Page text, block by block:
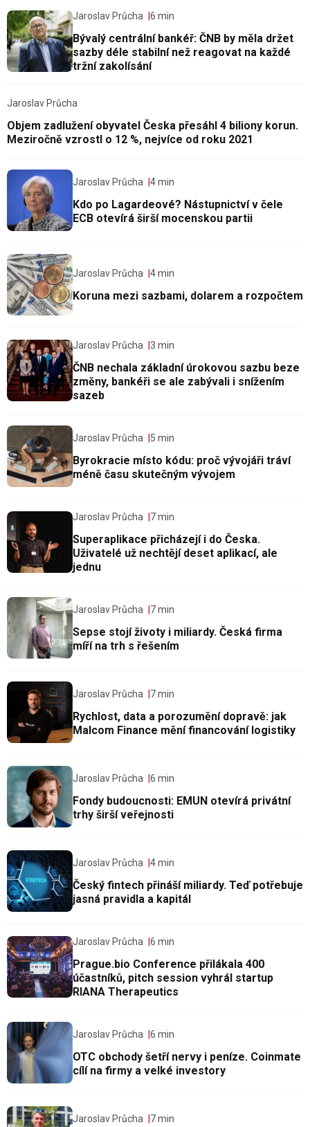
Jaroslav Průcha 6 min
Bývalý centrální bankéř: ČNB by měla držet
sazby déle stabilní než reagovat na každé
tržní zakolísání
Jaroslav Průcha
Objem zadlužení obyvatel Česka přesáhl 4 biliony korun.
Meziročně vzrostl o 12 %, nejvíce od roku 2021
Jaroslav Průcha 4 min
Kdo po Lagardeové? Nástupnictví v čele
ECB otevírá širší mocenskou partii
Jaroslav Průcha 4 min
Koruna mezi sazbami, dolarem a rozpočtem
Jaroslav Průcha 3 min
ČNB nechala základní úrokovou sazbu beze
změny, bankéři se ale zabývali i snížením
sazeb
Jaroslav Průcha 5 min
Byrokracie místo kódu: proč vývojáři tráví
méně času skutečným vývojem
Jaroslav Průcha 7 min
Superaplikace přicházejí i do Česka.
Uživatelé už nechtějí deset aplikací, ale
jednu
Jaroslav Průcha 7 min
Sepse stojí životy i miliardy. Česká firma
míří na trh s řešením
Jaroslav Průcha 7 min
Rychlost, data a porozumění dopravě: jak
Malcom Finance mění financování logistiky
Jaroslav Průcha 6 min
Fondy budoucnosti: EMUN otevírá privátní
trhy širší veřejnosti
Jaroslav Průcha 4 min
Český fintech přináší miliardy. Teď potřebuje
jasná pravidla a kapitál
Jaroslav Průcha 6 min
Prague.bio Conference přilákala 400
účastníků, pitch session vyhrál startup
RIANA Therapeutics
Jaroslav Průcha 6 min
OTC obchody šetří nervy i peníze. Coinmate
cílí na firmy a velké investory
Jaroslav Průcha 7 min